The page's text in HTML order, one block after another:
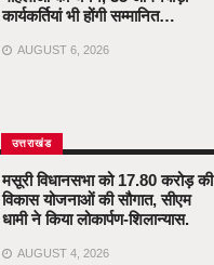
कार्यकर्तियां भी होंगी सम्मानित…
AUGUST 6, 2026
उत्तराखंड
मसूरी विधानसभा को 17.80 करोड़ की
विकास योजनाओं की सौगात, सीएम
धामी ने किया लोकार्पण-शिलान्यास.
AUGUST 4, 2026